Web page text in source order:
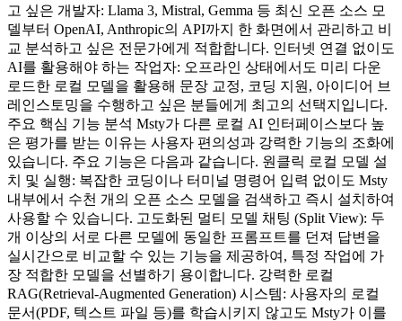
고 싶은 개발자: Llama 3, Mistral, Gemma 등 최신 오픈 소스 모
델부터 OpenAI, Anthropic의 API까지 한 화면에서 관리하고 비
교 분석하고 싶은 전문가에게 적합합니다. 인터넷 연결 없이도
AI를 활용해야 하는 작업자: 오프라인 상태에서도 미리 다운
로드한 로컬 모델을 활용해 문장 교정, 코딩 지원, 아이디어 브
레인스토밍을 수행하고 싶은 분들에게 최고의 선택지입니다.
주요 핵심 기능 분석 Msty가 다른 로컬 AI 인터페이스보다 높
은 평가를 받는 이유는 사용자 편의성과 강력한 기능의 조화에
있습니다. 주요 기능은 다음과 같습니다. 원클릭 로컬 모델 설
치 및 실행: 복잡한 코딩이나 터미널 명령어 입력 없이도 Msty
내부에서 수천 개의 오픈 소스 모델을 검색하고 즉시 설치하여
사용할 수 있습니다. 고도화된 멀티 모델 채팅 (Split View): 두
개 이상의 서로 다른 모델에 동일한 프롬프트를 던져 답변을
실시간으로 비교할 수 있는 기능을 제공하여, 특정 작업에 가
장 적합한 모델을 선별하기 용이합니다. 강력한 로컬
RAG(Retrieval-Augmented Generation) 시스템: 사용자의 로컬
문서(PDF, 텍스트 파일 등)를 학습시키지 않고도 Msty가 이를